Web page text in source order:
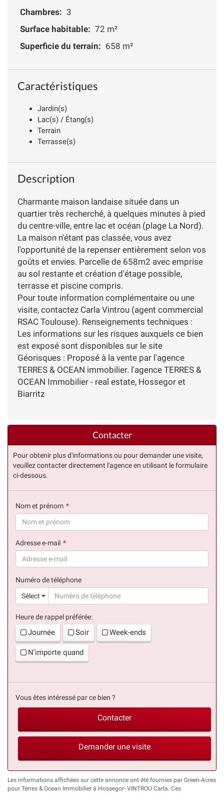
Chambres: 3
Surface habitable: 72 m²
Superficie du terrain: 658 m²
Caractéristiques
Jardin(s)
Lac(s) / Étang(s)
Terrain
Terrasse(s)
Description
Charmante maison landaise située dans un
quartier très recherché, à quelques minutes à pied
du centre-ville, entre lac et océan (plage La Nord).
La maison n'étant pas classée, vous avez
l'opportunité de la repenser entièrement selon vos
goûts et envies. Parcelle de 658m2 avec emprise
au sol restante et création d'étage possible,
terrasse et piscine compris.
Pour toute information complémentaire ou une
visite, contactez Carla Vintrou (agent commercial
RSAC Toulouse). Renseignements techniques :
Les informations sur les risques auxquels ce bien
est exposé sont disponibles sur le site
Géorisques : Proposé à la vente par l'agence
TERRES & OCEAN immobilier. l'agence TERRES &
OCEAN Immobilier - real estate, Hossegor et
Biarritz
Contacter
Pour obtenir plus d'informations ou pour demander une visite,
veuillez contacter directement l'agence en utilisant le formulaire
ci-dessous.
Nom et prénom
Adresse e-mail
Numéro de téléphone
Sélect
Heure de rappel préférée:
Journée Soir Week-ends
N'importe quand
Vous êtes intéressé par ce bien ?
Contacter
Demander une visite
Les informations affichées sur cette annonce ont été fournies par Green-Acres
pour Terres & Ocean Immobilier à Hossegor- VINTROU Carla. Ces